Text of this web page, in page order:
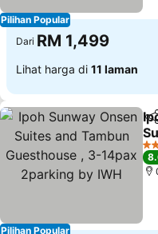
Pilihan Popular
Dari RM 1,499
Lihat harga di 11 laman
Pilihan Popular
5